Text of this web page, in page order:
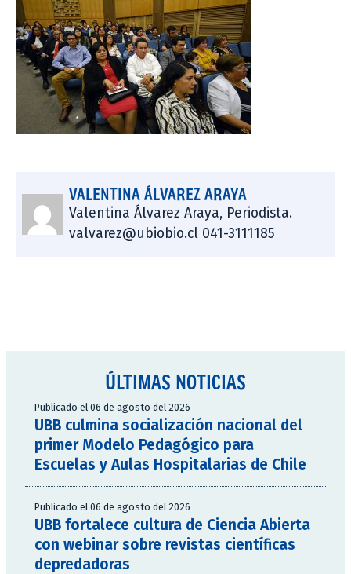
VALENTINA ÁLVAREZ ARAYA
Valentina Álvarez Araya, Periodista.
valvarez@ubiobio.cl 041-3111185
ÚLTIMAS NOTICIAS
Publicado el 06 de agosto del 2026
UBB culmina socialización nacional del
primer Modelo Pedagógico para
Escuelas y Aulas Hospitalarias de Chile
Publicado el 06 de agosto del 2026
UBB fortalece cultura de Ciencia Abierta
con webinar sobre revistas científicas
depredadoras